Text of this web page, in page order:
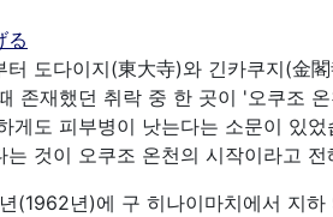
る
도다이지(東大寺)와 긴카쿠지(金
존재했던 취락 중 한 곳이 '오쿠조
게도 피부병이 낫는다는 소문이 있
는 것이 오쿠조 온천의 시작이라고 전
(1962년)에 구 히나이마치에서 지